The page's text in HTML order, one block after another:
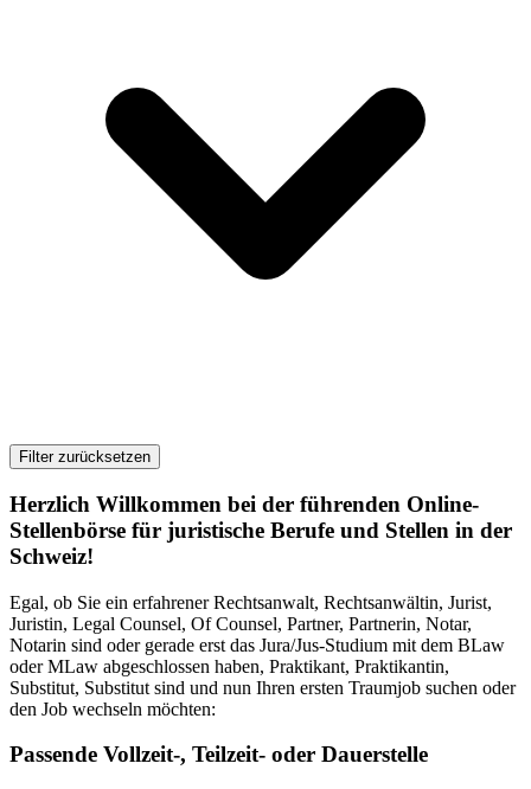
Filter zurücksetzen
Herzlich Willkommen bei der führenden Online-
Stellenbörse für juristische Berufe und Stellen in der
Schweiz!
Egal, ob Sie ein erfahrener Rechtsanwalt, Rechtsanwältin, Jurist,
Juristin, Legal Counsel, Of Counsel, Partner, Partnerin, Notar,
Notarin sind oder gerade erst das Jura/Jus-Studium mit dem BLaw
oder MLaw abgeschlossen haben, Praktikant, Praktikantin,
Substitut, Substitut sind und nun Ihren ersten Traumjob suchen oder
den Job wechseln möchten:
Passende Vollzeit-, Teilzeit- oder Dauerstelle